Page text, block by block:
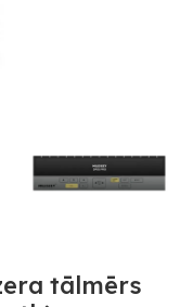
tālmērs